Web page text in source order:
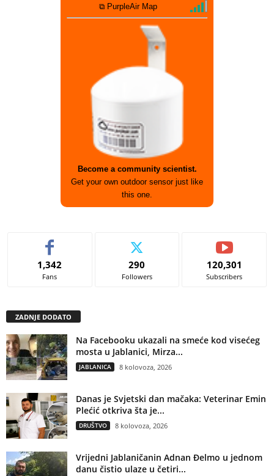
⧉ PurpleAir Map
Become a community scientist.
Get your own outdoor sensor just like
this one.
1,342
Fans
290
Followers
120,301
Subscribers
ZADNJE DODATO
Na Facebooku ukazali na smeće kod visećeg
mosta u Jablanici, Mirza...
JABLANICA 8 kolovoza, 2026
Danas je Svjetski dan mačaka: Veterinar Emin
Plećić otkriva šta je...
DRUŠTVO 8 kolovoza, 2026
Vrijedni Jablaničanin Adnan Đelmo u jednom
danu čistio ulaze u četiri...